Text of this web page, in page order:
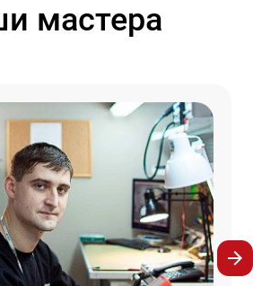
мастера